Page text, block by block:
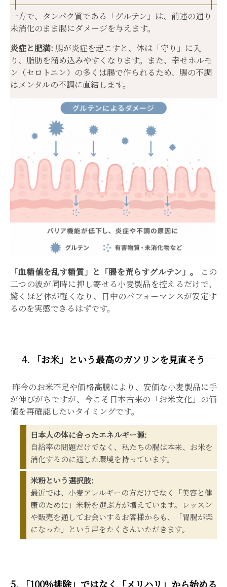
一方で、タンパク質である「グルテン」は、前述の通り
未消化のまま腸にダメージを与えます。
炎症と肥満: 腸が炎症を起こすと、体は「守り」に入
り、脂肪を溜め込みやすくなります。また、幸せホルモ
ン（セロトニン）の多くは腸で作られるため、腸の不調
はメンタルの不調に直結します。
「血糖値を乱す糖質」と「腸を荒らすグルテン」。
この
二つの波が同時に押し寄せる小麦製品を控えるだけで、
驚くほど体が軽くなり、日中のパフォーマンスが安定す
るのを実感できるはずです。
4. 「お米」という最高のガソリンを見直そう
昨今のお米不足や価格高騰により、安価な小麦製品に手
が伸びがちですが、今こそ日本古来の「お米文化」の価
値を再確認したいタイミングです。
日本人の体に合ったエネルギー源:
自給率の問題だけでなく、私たちの腸は本来、お米を
消化するのに適した環境を持っています。
米粉という選択肢:
最近では、小麦アレルギーの方だけでなく「美容と健
康のために」米粉を選ぶ方が増えています。レッスン
や販売を通してお会いするお客様からも、「胃腸が楽
になった」という声をたくさんいただきます。
5. 「100%排除」ではなく「メリハリ」から始める